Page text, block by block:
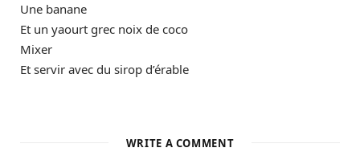
Une banane
Et un yaourt grec noix de coco
Mixer
Et servir avec du sirop d’érable
WRITE A COMMENT